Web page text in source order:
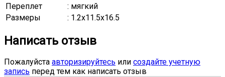
Переплет
: мягкий
Размеры
: 1.2x11.5x16.5
Написать отзыв
Пожалуйста авторизируйтесь или создайте учетную
запись перед тем как написать отзыв